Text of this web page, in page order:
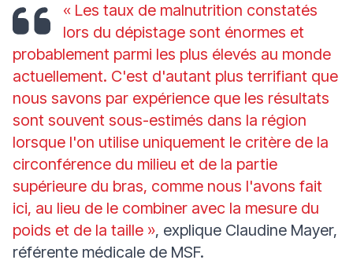
« Les taux de malnutrition constatés
lors du dépistage sont énormes et
probablement parmi les plus élevés au monde
actuellement. C'est d'autant plus terrifiant que
nous savons par expérience que les résultats
sont souvent sous-estimés dans la région
lorsque l'on utilise uniquement le critère de la
circonférence du milieu et de la partie
supérieure du bras, comme nous l'avons fait
ici, au lieu de le combiner avec la mesure du
poids et de la taille », explique Claudine Mayer,
référente médicale de MSF.